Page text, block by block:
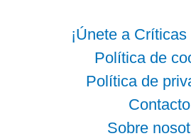
¡Únete a
Política de
Política de
Contacto
Sobre